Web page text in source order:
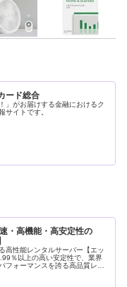
ード総合
」がお届けする金融におけるク
サイトです。
・高機能・高安定性の
高性能レンタルサーバー【エッ
％以上の高い安定性で、業界
フォーマンスを誇る高品質レン